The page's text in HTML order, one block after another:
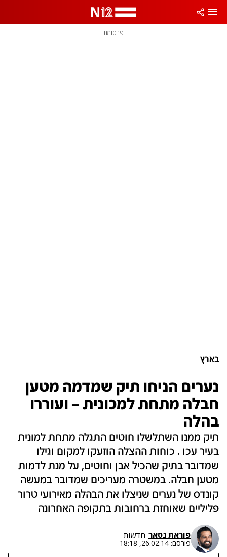
פרסומת
בארץ
נערים הניחו תיק שמדמה מטען
חבלה מתחת למכונית – ועוררו
בהלה
תיק ממנו השתלשלו חוטים התגלה מתחת למונית
בעיר עכו . כוחות ההצלה הוזעקו למקום וגילו
שמדובר בתיק שהכיל אבן וחוטים, על מנת לדמות
מטען חבלה. במשטרה מעריכים שמדובר במעשה
קונדס של נערים שניצלו את הבהלה מאירועי טרור
פליליים שאוחזת ברחובות בתקופה האחרונה
פוראת נסאר חדשות
פורסם: 26.02.14, 18:18